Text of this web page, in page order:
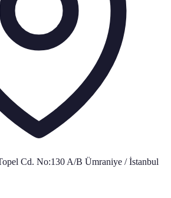
Cd. No:130 A/B Ümraniye / İstanbul